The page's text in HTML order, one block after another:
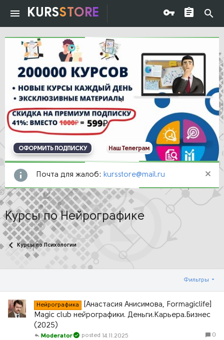
KURSSTORE
ОФОРМИТЬ ПОДПИСКУ Наш Телеграм
Почта для жалоб: kursstore@mail.ru
Курсы по Нейрографике
Курсы по Психологии
Фильтры
Нейрографика
[Анастасия Анисимова, Formagiclife]
Magic club нейрографики. Деньги.Карьера.Бизнес
(2025)
0
14.11.2025
Moderator